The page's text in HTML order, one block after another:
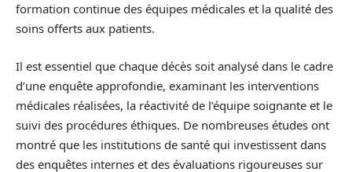
formation continue des équipes médicales et la qualité des
soins offerts aux patients.
Il est essentiel que chaque décès soit analysé dans le cadre
d’une enquête approfondie, examinant les interventions
médicales réalisées, la réactivité de l’équipe soignante et le
suivi des procédures éthiques. De nombreuses études ont
montré que les institutions de santé qui investissent dans
des enquêtes internes et des évaluations rigoureuses sur